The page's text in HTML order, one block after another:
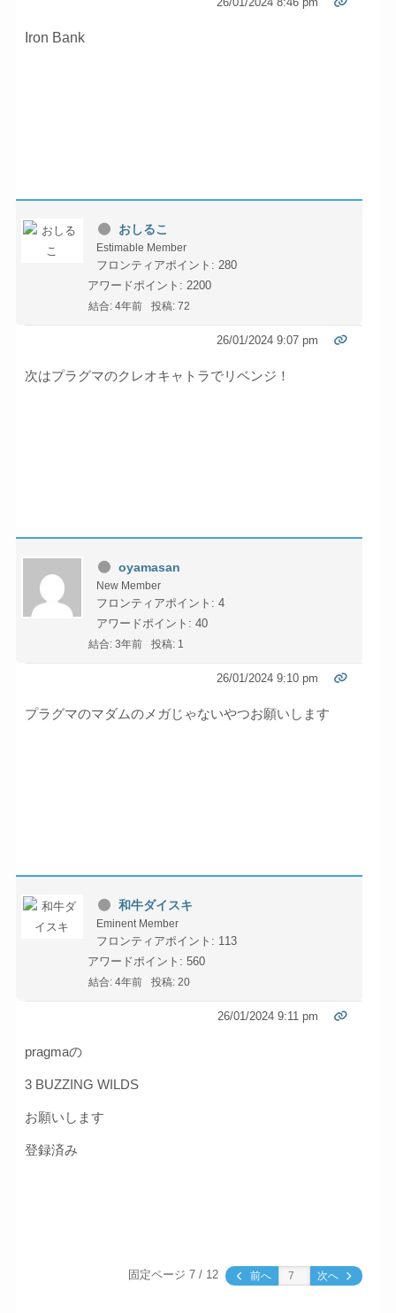
Iron Bank
おしるこ
Estimable Member
フロンティアポイント: 280
アワードポイント: 2200
結合: 4年前 投稿: 72
26/01/2024 9:07 pm
次はプラグマのクレオキャトラでリベンジ！
oyamasan
New Member
フロンティアポイント: 4
アワードポイント: 40
結合: 3年前 投稿: 1
26/01/2024 9:10 pm
プラグマのマダムのメガじゃないやつお願いします
和牛ダイスキ
Eminent Member
フロンティアポイント: 113
アワードポイント: 560
結合: 4年前 投稿: 20
26/01/2024 9:11 pm
pragmaの
3 BUZZING WILDS
お願いします
登録済み
固定ページ 7 / 12 前へ 次へ